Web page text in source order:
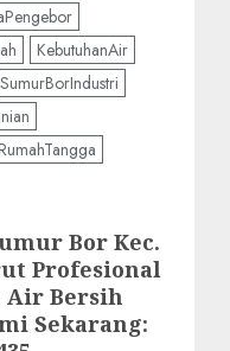
KebutuhanAir
SumurBorIndustri
Bor Kec.
Profesional
Bersih
Sekarang: